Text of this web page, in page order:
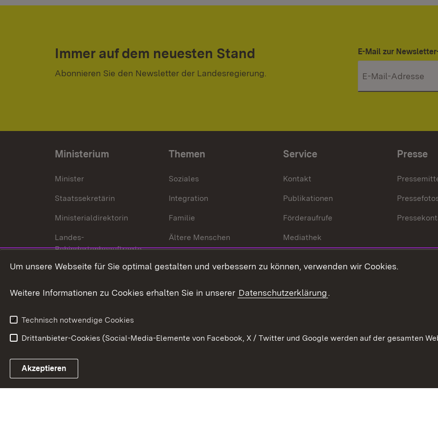
Immer auf dem neuesten Stand
Abonnieren Sie den Newsletter der Landesregierung.
E-Mail zur
Ministerium
Minister
Staatssekretärin
Ministerialdirektorin
Landes-
Behindertenbeauftragte
Bürgerreferent
Karriere
Themen
Soziales
Integration
Familie
Ältere Menschen
Behinderungen
Bürgerengagement
Service
Kontakt
Publikationen
Förderaufrufe
Mediathek
Presse
Link zum Landesportal
Um unsere Webseite für Sie optimal gestalten und verbessern zu können, verwenden wir Cookies.
Weitere Informationen zu Cookies erhalten Sie in unserer Datenschutzerklärung.
Technisch notwendige Cookies
Drittanbieter-Cookies (Social-Media-Elemente von Facebook, X / Twitter und Google werden auf der gesamten
Akzeptieren